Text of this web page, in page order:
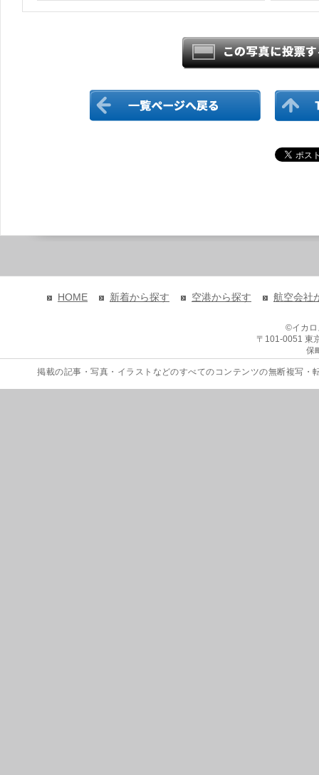
HOME 新着から探す 空港から探す 航空会社
©イカ
〒101-0051 東
保
掲載の記事・写真・イラストなどのすべてのコンテンツの無断複